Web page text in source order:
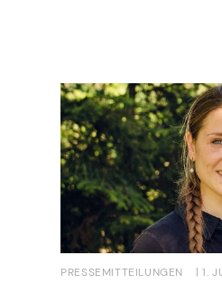
PRESSEMITTEILUNGEN | 1.